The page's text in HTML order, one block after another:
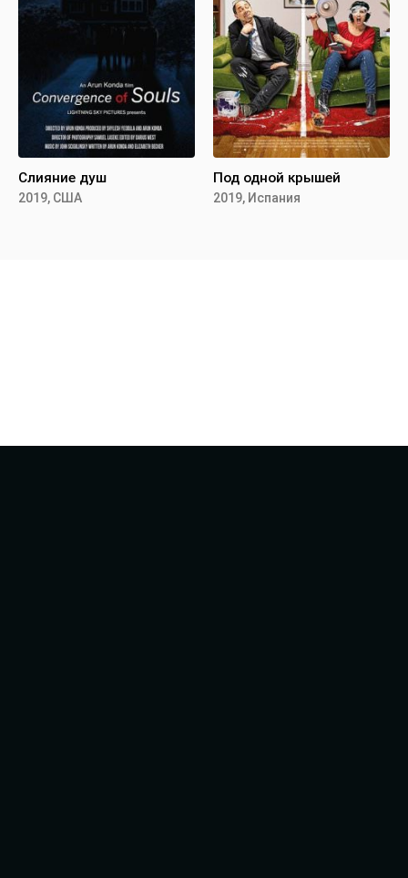
Слияние душ
2019, США
Под одной крышей
2019, Испания